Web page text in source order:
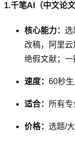
1.千笔AI（中文论
核心能力： 选
改稿，阿里
绝假文献；一
速度： 60秒
适合： 所有专
价格： 选题/